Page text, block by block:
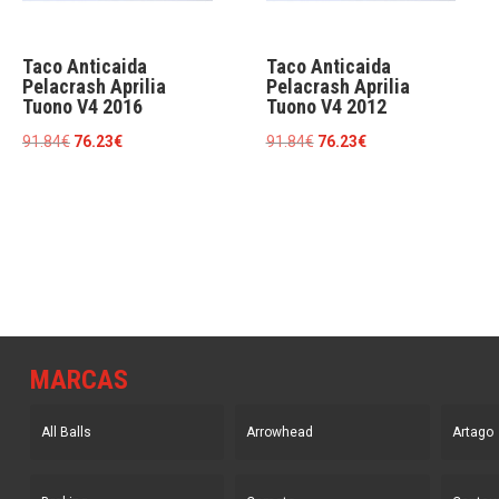
Taco Anticaida
Pelacrash Aprilia
Tuono V4 2016
91.84€ El
76.23€El
Taco Anticaida
Pelacrash Aprilia
Tuono V4 2012
91.84€ El
76.23€El
MARCAS
All Balls Arrowhead Artago